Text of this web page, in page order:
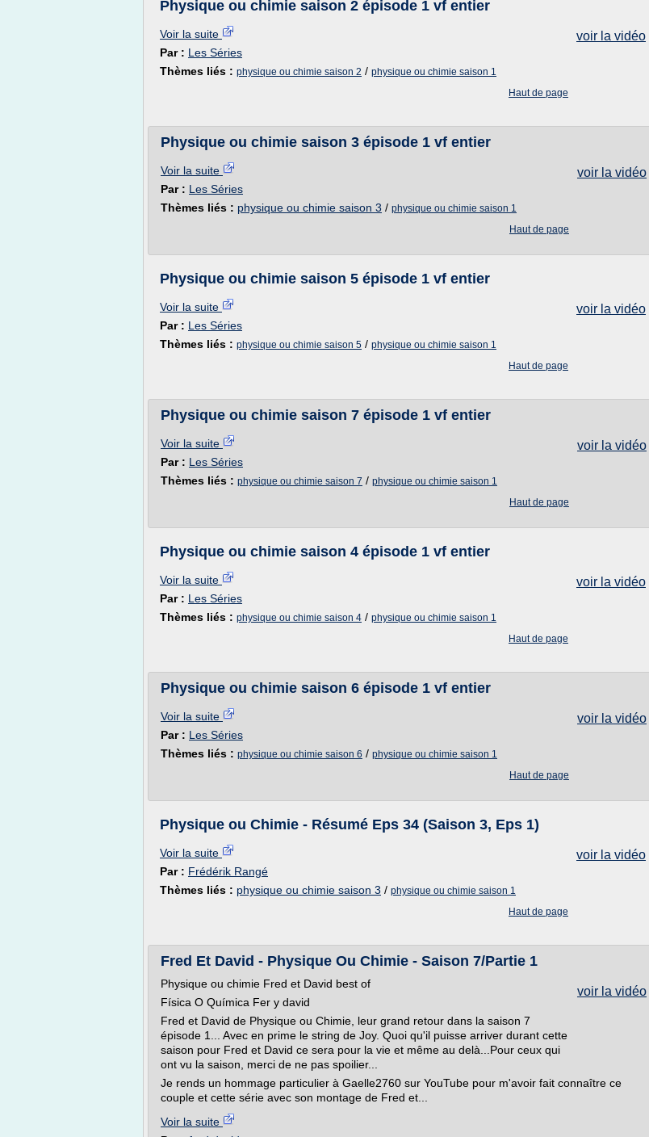
Physique ou chimie saison 2 épisode 1 vf entier
voir la vidéo
Voir la suite
Par : Les Séries
Thèmes liés : physique ou chimie saison 2 / physique ou chimie saison 1
Haut de page
Physique ou chimie saison 3 épisode 1 vf entier
voir la vidéo
Voir la suite
Par : Les Séries
Thèmes liés : physique ou chimie saison 3 / physique ou chimie saison 1
Haut de page
Physique ou chimie saison 5 épisode 1 vf entier
voir la vidéo
Voir la suite
Par : Les Séries
Thèmes liés : physique ou chimie saison 5 / physique ou chimie saison 1
Haut de page
Physique ou chimie saison 7 épisode 1 vf entier
voir la vidéo
Voir la suite
Par : Les Séries
Thèmes liés : physique ou chimie saison 7 / physique ou chimie saison 1
Haut de page
Physique ou chimie saison 4 épisode 1 vf entier
voir la vidéo
Voir la suite
Par : Les Séries
Thèmes liés : physique ou chimie saison 4 / physique ou chimie saison 1
Haut de page
Physique ou chimie saison 6 épisode 1 vf entier
voir la vidéo
Voir la suite
Par : Les Séries
Thèmes liés : physique ou chimie saison 6 / physique ou chimie saison 1
Haut de page
Physique ou Chimie - Résumé Eps 34 (Saison 3, Eps 1)
voir la vidéo
Voir la suite
Par : Frédérik Rangé
Thèmes liés : physique ou chimie saison 3 / physique ou chimie saison 1
Haut de page
Fred Et David - Physique Ou Chimie - Saison 7/Partie 1
voir la vidéo
Physique ou chimie Fred et David best of
Física O Química Fer y david
Fred et David de Physique ou Chimie, leur grand retour dans la saison 7
épisode 1... Avec en prime le string de Joy. Quoi qu'il puisse arriver durant cette
saison pour Fred et David ce sera pour la vie et même au delà...Pour ceux qui
ont vu la saison, merci de ne pas spoilier...
Je rends un hommage particulier à Gaelle2760 sur YouTube pour m'avoir fait connaître ce
couple et cette série avec son montage de Fred et...
Voir la suite